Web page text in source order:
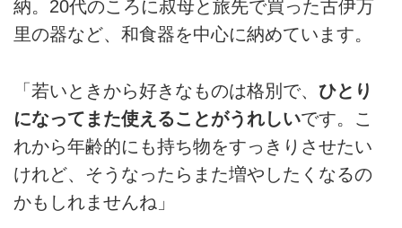
納。20代のころに叔母と旅先で買った古伊万
里の器など、和食器を中心に納めています。
「若いときから好きなものは格別で、 ひとり
になってまた使えることがうれしいです。こ
れから年齢的にも持ち物をすっきりさせたい
けれど、そうなったらまた増やしたくなるの
かもしれませんね」